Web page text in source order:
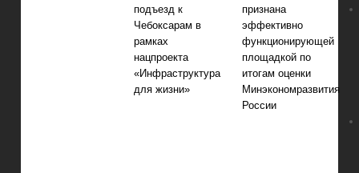
подъезд к
Чебоксарам в
рамках
нацпроекта
«Инфраструктура
для жизни»
признана
эффективно
функционирующей
площадкой по
итогам оценки
Минэкономразвития
России